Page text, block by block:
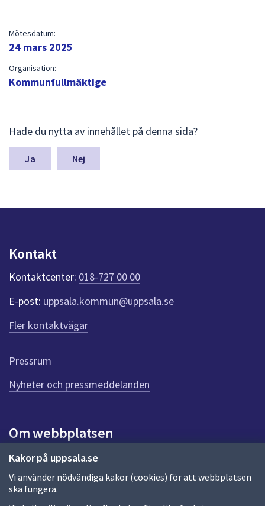
Kakor på uppsala.se
Vi använder nödvändiga kakor (cookies) för att webbplatsen
ska fungera.
Mötesdatum:
24 mars 2025
Organisation:
Kommunfullmäktige
ä
m
a
n
k
t
e
r
f
ö
r
e
n
n
a
d
a
Hade du nytta av innehållet på denna sida?
Nej
Kontakt
Kontaktcenter: 018-727 00 00
E-post: uppsala.kommun@uppsala.se
Fler kontaktvägar
Pressrum
Nyheter och pressmeddelanden
Om webbplatsen
Om webbplatsen
Allmänna handlingar och diarium
Behandling av personuppgifter